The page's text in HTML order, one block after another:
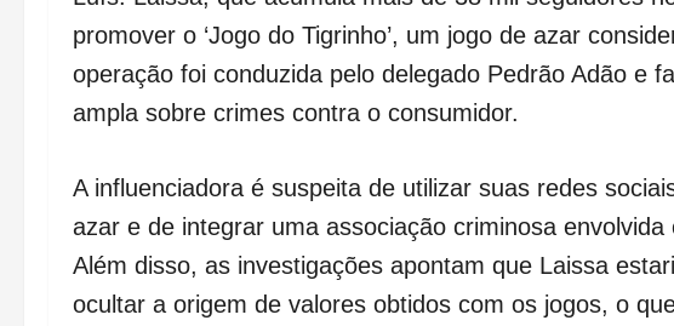
promover o ‘Jogo do Tigrinho’, um jogo de azar
operação foi conduzida pelo delegado Pedrão Adão e
ampla sobre crimes contra o consumidor.
A influenciadora é suspeita de utilizar suas redes
azar e de integrar uma associação criminosa
Além disso, as investigações apontam que Laissa
ocultar a origem de valores obtidos com os jogos, o